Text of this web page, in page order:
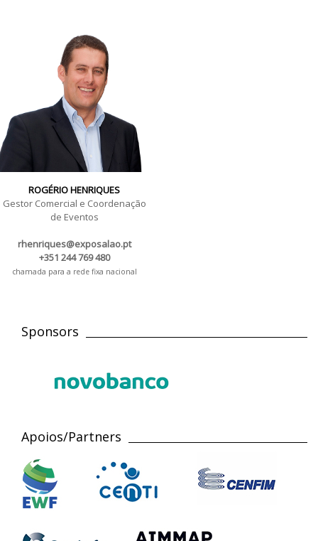
ROGÉRIO HENRIQUES
Gestor Comercial e Coordenação
de Eventos
rhenriques@exposalao.pt
+351 244 769 480
chamada para a rede fixa nacional
Sponsors
Apoios/Partners